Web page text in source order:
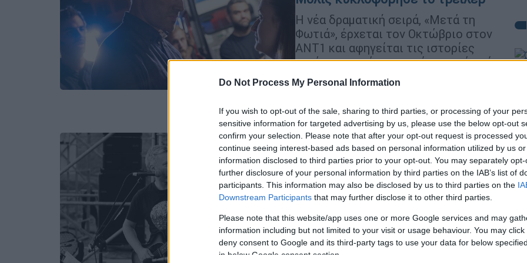
Do Not Process My Personal Information
If you wish to opt-out of the sale, sharing to third parties, or processing of your
sensitive information for targeted advertising by us, please use the below opt-out
confirm your selection. Please note that after your opt-out request is processed
continue seeing interest-based ads based on personal information utilized by us
information disclosed to third parties prior to your opt-out. You may separately
further disclosure of your personal information by third parties on the IAB’s list of
participants. This information may also be disclosed by us to third parties on the
Downstream Participants that may further disclose it to other third parties.
Please note that this website/app uses one or more Google services and may
information including but not limited to your visit or usage behaviour. You may
deny consent to Google and its third-party tags to use your data for below
in below Google consent section.
Η νέα δραματική σειρά, «Μετά τη
Φωτιά», έρχεται τον Οκτώβριο στον
ΑΝΤ1 και αφηγείται τις ιστορίες
τριών γυναικών, οι οποίες, μετά από
μια καταστροφική πυρκαγιά, θα
προσπαθήσουν να ξαναχτίσουν τις
ζωές τους
Πολιτισμός 19.06.2023 01:30
9ο Διεθνές Φεστιβάλ Άνδρου:
Σινεμά, θέατρο και τραγούδι για
τέσσερις εβδομάδες
Από τις 30 Ιουλίου έως τις 25
Αυγούστου 2023, υπό την
καλλιτεχνική διεύθυνση του Παντελή